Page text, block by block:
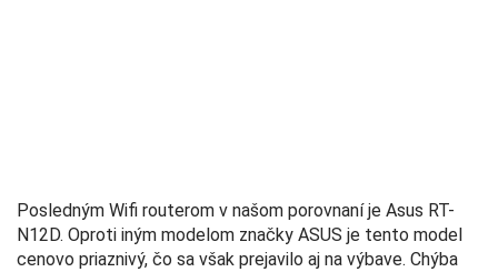
Posledným Wifi routerom v našom porovnaní je Asus RT-
N12D. Oproti iným modelom značky ASUS je tento model
cenovo priaznivý, čo sa však prejavilo aj na výbave. Chýba